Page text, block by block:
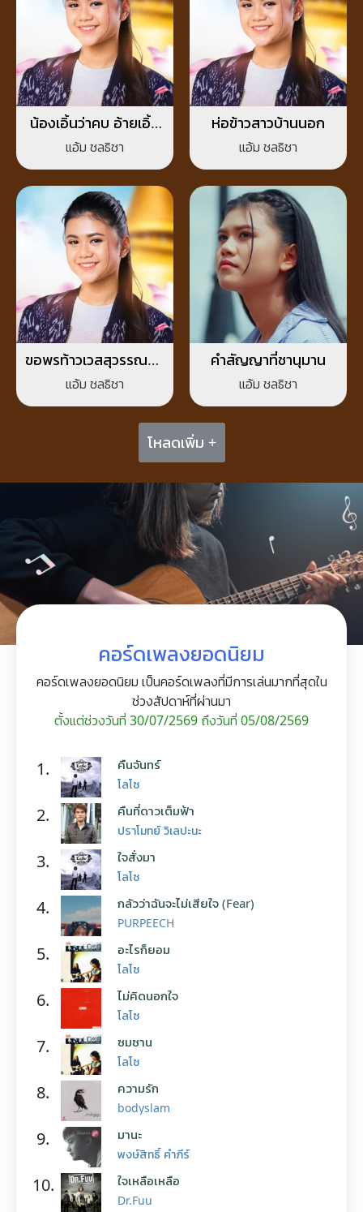
น้องเอิ้นว่าคบ อ้ายเอิ้น
ว่าคุย
แอ้ม ชลธิชา
ห่อข้าวสาวบ้านนอก
แอ้ม ชลธิชา
ขอพรท้าวเวสสุวรรณวัด
ไร่ขิง
แอ้ม ชลธิชา
คำสัญญาที่ชานุมาน
แอ้ม ชลธิชา
โหลดเพิ่ม +
คอร์ดเพลงยอดนิยม
คอร์ดเพลงยอดนิยม เป็นคอร์ดเพลงที่มีการเล่นมากที่สุดใน
ช่วงสัปดาห์ที่ผ่านมา
ตั้งแต่ช่วงวันที่ 30/07/2569 ถึงวันที่ 05/08/2569
1. คืนจันทร์
โลโซ
2. คืนที่ดาวเต็มฟ้า
ปราโมทย์ วิเลปะนะ
3. ใจสั่งมา
โลโซ
4. กลัวว่าฉันจะไม่เสียใจ (Fear)
PURPEECH
5. อะไรก็ยอม
โลโซ
6. ไม่คิดนอกใจ
โลโซ
7. ซมซาน
โลโซ
8. ความรัก
bodyslam
9. มานะ
พงษ์สิทธิ์ คำภีร์
10. ใจเหลือเหลือ
Dr.Fuu